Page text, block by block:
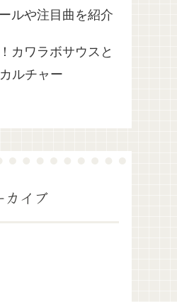
ルや注目曲を紹介
カワラボサウスと
ルチャー
カイブ